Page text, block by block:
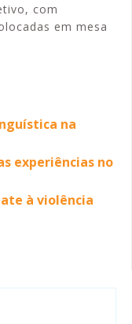
com
em mesa
na
experiências no
à violência